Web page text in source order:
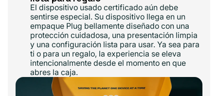
El dispositivo usado certificado aún debe
sentirse especial. Su dispositivo llega en un
empaque Plug bellamente diseñado con una
protección cuidadosa, una presentación limpia
y una configuración lista para usar. Ya sea para
ti o para un regalo, la experiencia se eleva
intencionalmente desde el momento en que
abres la caja.